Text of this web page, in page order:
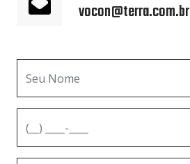
vocon@terra.com.br